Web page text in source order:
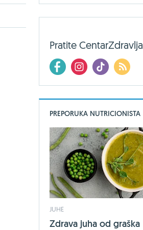
Pratite CentarZdravlja
PREPORUKA NUTRICIONISTA
JUHE
Zdrava juha od graška